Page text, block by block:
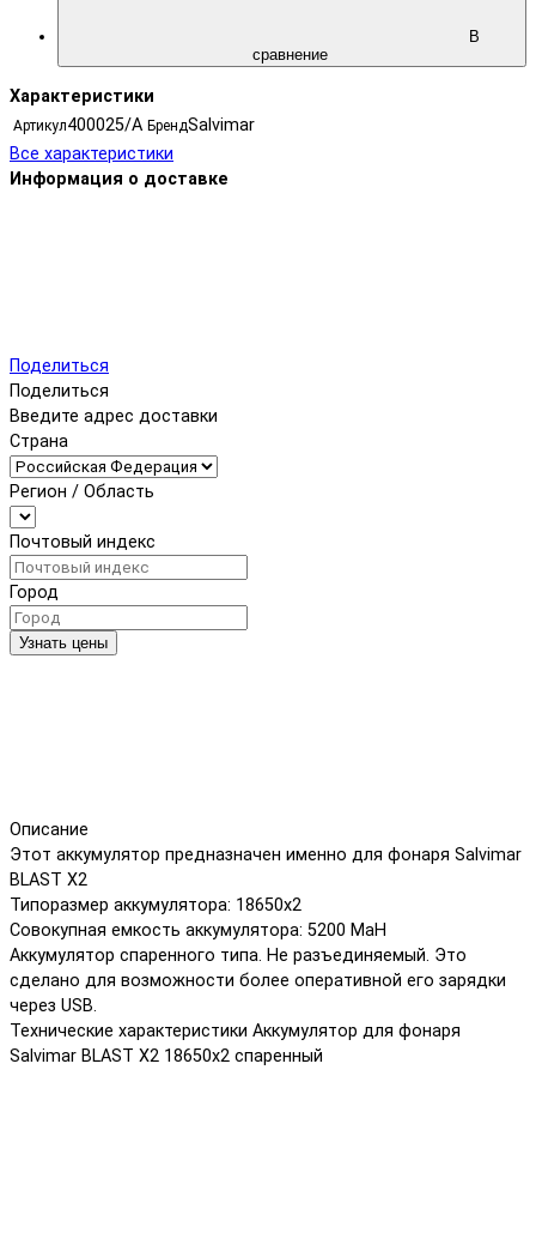
В
сравнение
Характеристики
Артикул400025/A БрендSalvimar
Все характеристики
Информация о доставке
Поделиться
Поделиться
Введите адрес доставки
Страна
Регион / Область
Почтовый индекс
Город
Узнать цены
Описание
Этот аккумулятор предназначен именно для фонаря Salvimar
BLAST X2
Типоразмер аккумулятора: 18650х2
Совокупная емкость аккумулятора: 5200 MaH
Аккумулятор спаренного типа. Не разъединяемый. Это
сделано для возможности более оперативной его зарядки
через USB.
Технические характеристики Аккумулятор для фонаря
Salvimar BLAST X2 18650х2 спаренный